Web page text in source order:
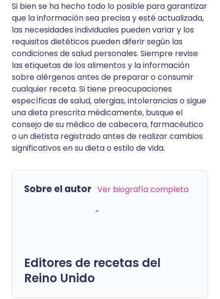
Si bien se ha hecho todo lo posible para garantizar
que la información sea precisa y esté actualizada,
las necesidades individuales pueden variar y los
requisitos dietéticos pueden diferir según las
condiciones de salud personales. Siempre revise
las etiquetas de los alimentos y la información
sobre alérgenos antes de preparar o consumir
cualquier receta. Si tiene preocupaciones
específicas de salud, alergias, intolerancias o sigue
una dieta prescrita médicamente, busque el
consejo de su médico de cabecera, farmacéutico
o un dietista registrado antes de realizar cambios
significativos en su dieta o estilo de vida.
Sobre el autor Ver biografía completa
Editores de recetas del
Reino Unido